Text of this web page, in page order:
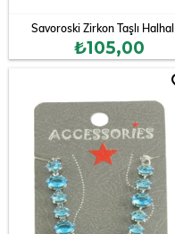
Savoroski Zirkon Taşlı Halhal
₺105,00